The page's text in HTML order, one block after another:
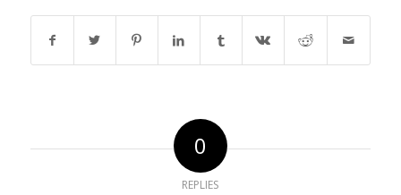
0
REPLIES